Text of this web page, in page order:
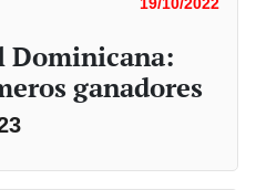
Dominicana:
ganadores